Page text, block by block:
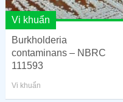
Vi khuẩn
Burkholderia
contaminans – NBRC
111593
Vi khuẩn